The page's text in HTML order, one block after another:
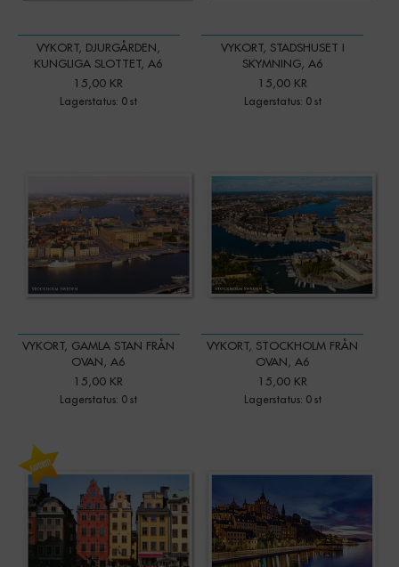
VYKORT, DJURGÅRDEN,
KUNGLIGA SLOTTET, A6
15,00 KR
Lagerstatus: 0 st
VYKORT, STADSHUSET I
SKYMNING, A6
15,00 KR
Lagerstatus: 0 st
VYKORT, GAMLA STAN FRÅN
OVAN, A6
15,00 KR
Lagerstatus: 0 st
VYKORT, STOCKHOLM FRÅN
OVAN, A6
15,00 KR
Lagerstatus: 0 st